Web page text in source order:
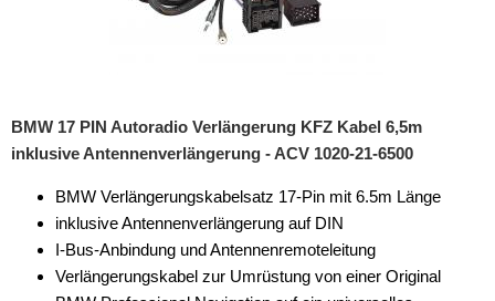
Antennenkabel
Antennensplitter
Antennenstab
Antennenstecker
BMW 17 PIN Autoradio Verlängerung KFZ Kabel 6,5m
inklusive Antennenverlängerung - ACV 1020-21-6500
BMW Verlängerungskabelsatz 17-Pin mit 6.5m Länge
inklusive Antennenverlängerung auf DIN
I-Bus-Anbindung und Antennenremoteleitung
Verlängerungskabel zur Umrüstung von einer Original